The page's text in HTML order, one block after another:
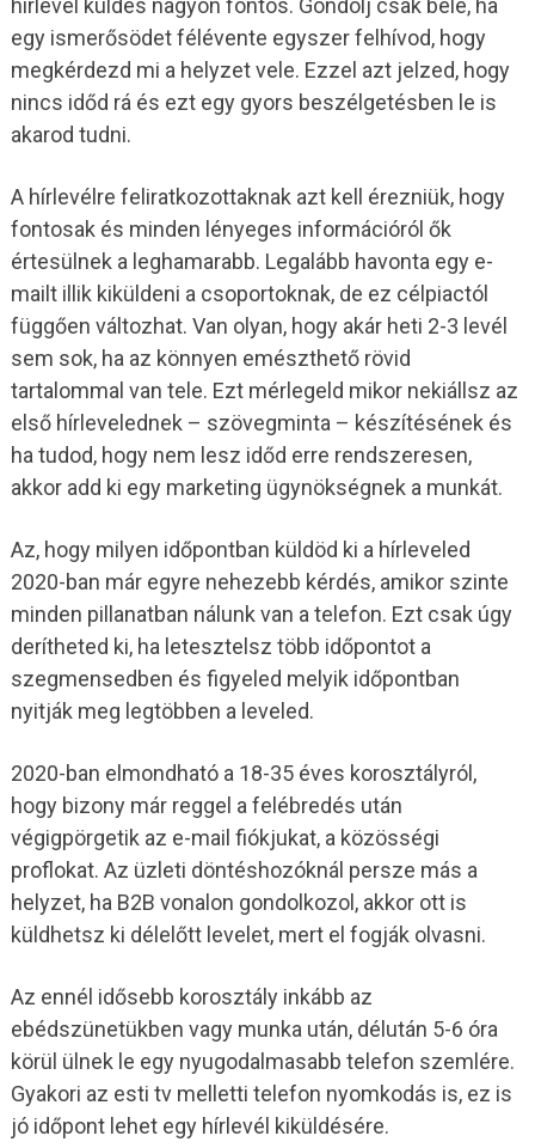
hírlevél küldés nagyon fontos. Gondolj csak bele, ha
egy ismerősödet félévente egyszer felhívod, hogy
megkérdezd mi a helyzet vele. Ezzel azt jelzed, hogy
nincs időd rá és ezt egy gyors beszélgetésben le is
akarod tudni.
A hírlevélre feliratkozottaknak azt kell érezniük, hogy
fontosak és minden lényeges információról ők
értesülnek a leghamarabb. Legalább havonta egy e-
mailt illik kiküldeni a csoportoknak, de ez célpiactól
függően változhat. Van olyan, hogy akár heti 2-3 levél
sem sok, ha az könnyen emészthető rövid
tartalommal van tele. Ezt mérlegeld mikor nekiállsz az
első hírlevelednek – szövegminta – készítésének és
ha tudod, hogy nem lesz időd erre rendszeresen,
akkor add ki egy marketing ügynökségnek a munkát.
Az, hogy milyen időpontban küldöd ki a hírleveled
2020-ban már egyre nehezebb kérdés, amikor szinte
minden pillanatban nálunk van a telefon. Ezt csak úgy
derítheted ki, ha letesztelsz több időpontot a
szegmensedben és figyeled melyik időpontban
nyitják meg legtöbben a leveled.
2020-ban elmondható a 18-35 éves korosztályról,
hogy bizony már reggel a felébredés után
végigpörgetik az e-mail fiókjukat, a közösségi
proflokat. Az üzleti döntéshozóknál persze más a
helyzet, ha B2B vonalon gondolkozol, akkor ott is
küldhetsz ki délelőtt levelet, mert el fogják olvasni.
Az ennél idősebb korosztály inkább az
ebédszünetükben vagy munka után, délután 5-6 óra
körül ülnek le egy nyugodalmasabb telefon szemlére.
Gyakori az esti tv melletti telefon nyomkodás is, ez is
jó időpont lehet egy hírlevél kiküldésére.